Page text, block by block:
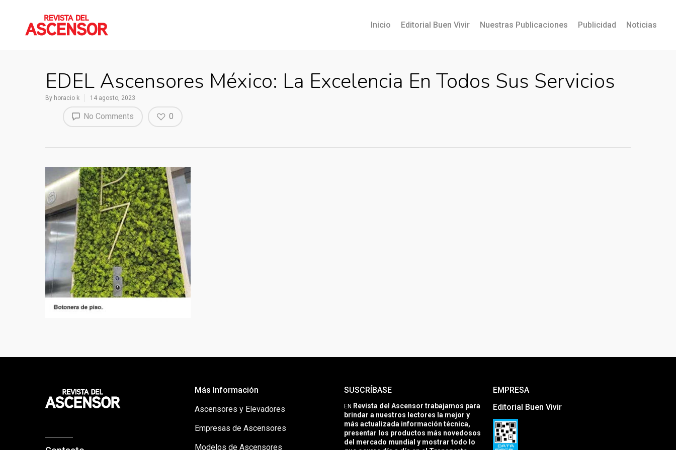
Inicio Editorial Buen Vivir Nuestras Publicaciones Publicidad Noticias
EDEL Ascensores México: La Excelencia En Todos Sus Servicios
By horacio k 14 agosto, 2023
No Comments 0
Más Información
Ascensores y Elevadores
Empresas de Ascensores
Modelos de Ascensores
SUSCRÍBASE
EN Revista del Ascensor trabajamos para
brindar a nuestros lectores la mejor y
más actualizada información técnica,
presentar los productos más novedosos
del mercado mundial y mostrar todo lo
EMPRESA
Editorial Buen Vivir